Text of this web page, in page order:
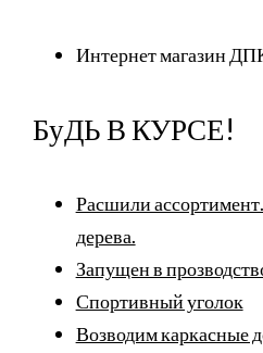
Интернет магазин
БуДЬ В КУРСЕ!
Расшили
дерева.
Запущен в
Спортивный уголок
Возводим каркасные